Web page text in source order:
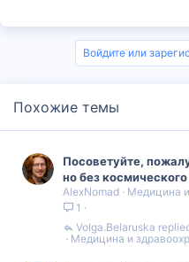
Войдите или
Похожие темы
Посоветуйте,
но без
AlexNomad
Медицина
1
Медицина и
Volga.Belaruska